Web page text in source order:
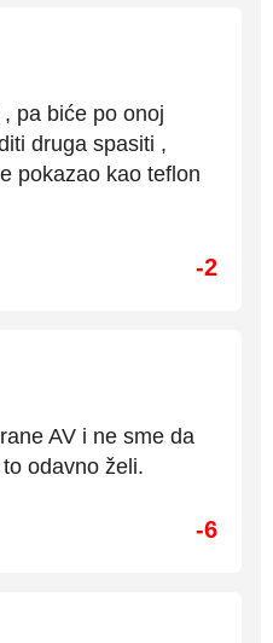
pa biće po onoj
druga spasiti ,
pokazao kao teflon
-2
AV i ne sme da
odavno želi.
-6